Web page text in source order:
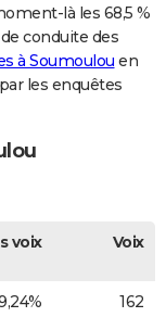
là les 68,5 %
conduite des
à Soumoulou en
les enquêtes
voix Voix
162